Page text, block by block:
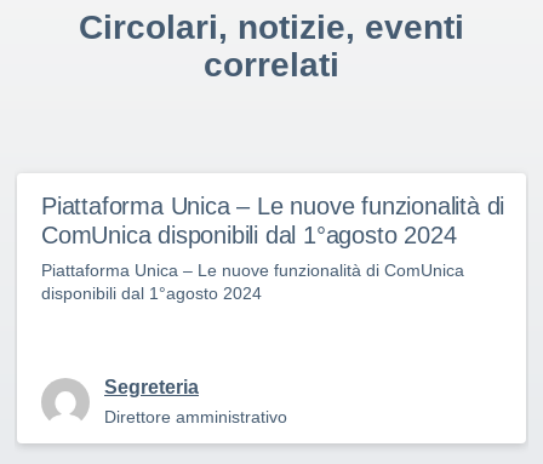
Circolari, notizie, eventi
correlati
Piattaforma Unica – Le nuove funzionalità di
ComUnica disponibili dal 1°agosto 2024
Piattaforma Unica – Le nuove funzionalità di ComUnica
disponibili dal 1°agosto 2024
Segreteria
Direttore amministrativo